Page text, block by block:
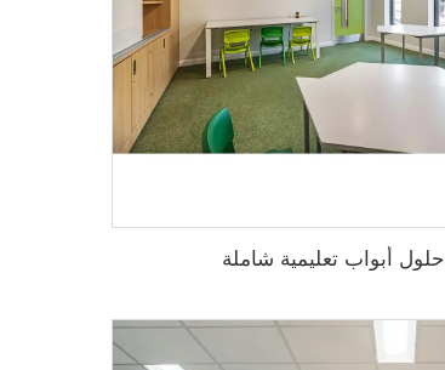
حلول أبواب تعليمية شاملة